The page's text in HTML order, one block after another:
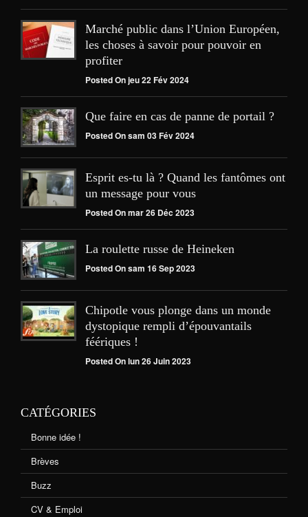
Marché public dans l’Union Européen,
les choses à savoir pour pouvoir en
profiter
Posted On jeu 22 Fév 2024
Que faire en cas de panne de portail ?
Posted On sam 03 Fév 2024
Esprit es-tu là ? Quand les fantômes ont
un message pour vous
Posted On mar 26 Déc 2023
La roulette russe de Heineken
Posted On sam 16 Sep 2023
Chipotle vous plonge dans un monde
dystopique rempli d’épouvantails
féériques !
Posted On lun 26 Juin 2023
CATÉGORIES
Bonne idée !
Brèves
Buzz
CV & Emploi